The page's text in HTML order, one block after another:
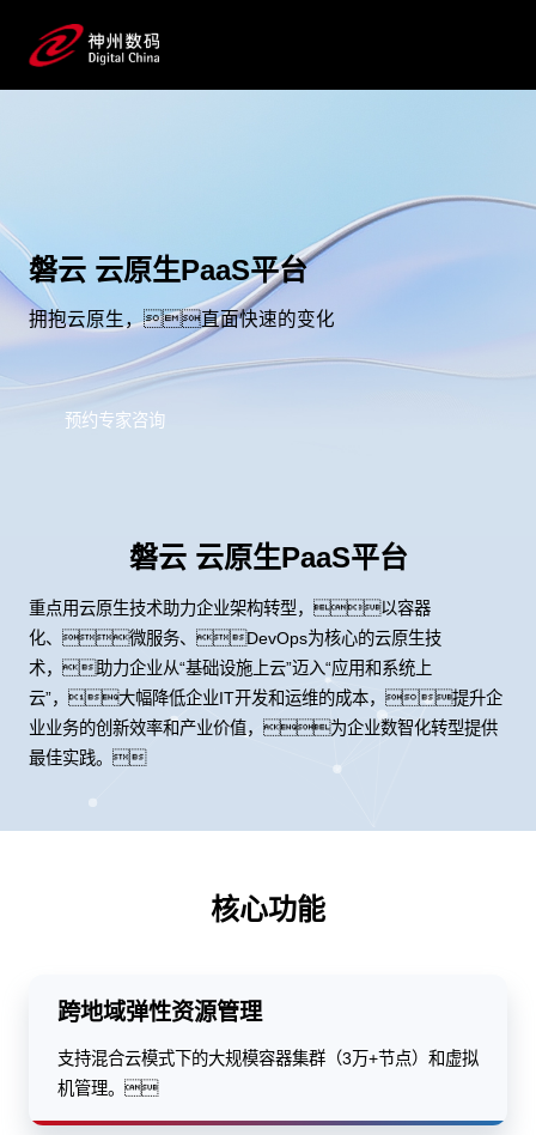
磐云 云原生PaaS平台
拥抱云原生，直面快速的变化
预约专家咨询
磐云 云原生PaaS平台
重点用云原生技术助力企业架构转型，以容器
化、微服务、DevOps为核心的云原生技
术，助力企业从“基础设施上云”迈入“应用和系统上
云”，大幅降低企业IT开发和运维的成本，提升企
业业务的创新效率和产业价值，为企业数智化转型提供
最佳实践。
核心功能
跨地域弹性资源管理
支持混合云模式下的大规模容器集群（3万+节点）和虚拟
机管理。